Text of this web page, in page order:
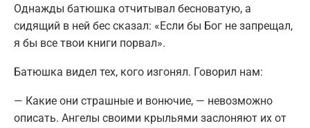
Однажды батюшка отчитывал бесноватую, а
сидящий в ней бес сказал: «Если бы Бог не запрещал,
я бы все твои книги порвал».
Батюшка видел тех, кого изгонял. Говорил нам:
— Какие они страшные и вонючие, — невозможно
описать. Ангелы своими крыльями заслоняют их от